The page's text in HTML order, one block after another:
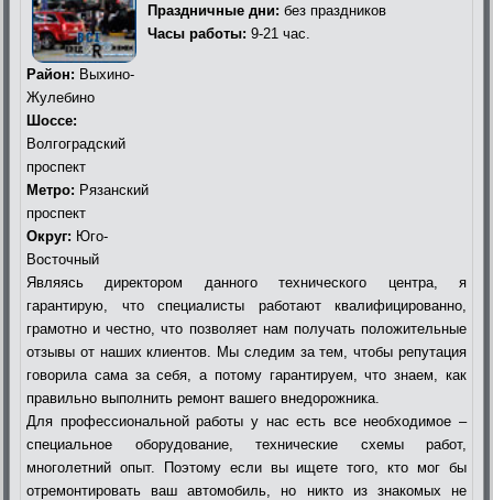
Праздничные дни: без праздников
Часы работы: 9-21 час.
Район: Выхино-
Жулебино
Шоссе:
Волгоградский
проспект
Метро: Рязанский
проспект
Округ: Юго-
Восточный
Являясь директором данного технического центра, я
гарантирую, что специалисты работают квалифицированно,
грамотно и честно, что позволяет нам получать положительные
отзывы от наших клиентов. Мы следим за тем, чтобы репутация
говорила сама за себя, а потому гарантируем, что знаем, как
правильно выполнить ремонт вашего внедорожника.
Для профессиональной работы у нас есть все необходимое –
специальное оборудование, технические схемы работ,
многолетний опыт. Поэтому если вы ищете того, кто мог бы
отремонтировать ваш автомобиль, но никто из знакомых не